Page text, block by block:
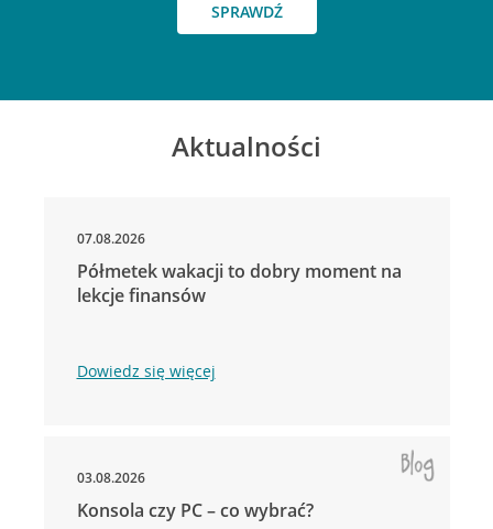
SPRAWDŹ
Aktualności
07.08.2026
Półmetek wakacji to dobry moment na
lekcje finansów
Dowiedz się więcej
03.08.2026
Konsola czy PC – co wybrać?